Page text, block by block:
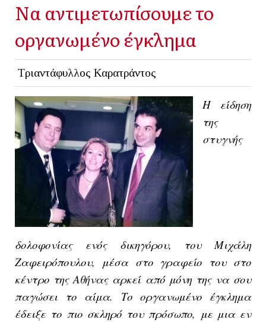
Να αντιμετωπίσουμε το
οργανωμένο έγκλημα
Τριαντάφυλλος Καρατράντος
Η είδηση
της
στυγνής
δολοφονίας ενός δικηγόρου, του Μιχάλη
Ζαφειρόπουλου, μέσα στο γραφείο του στο
κέντρο της Αθήνας αρκεί από μόνη της να σου
παγώσει το αίμα. Το οργανωμένο έγκλημα
έδειξε το πιο σκληρό του πρόσωπο, με μια εν